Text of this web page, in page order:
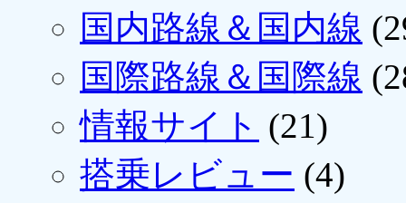
国内路線＆国内線
国際路線＆国際線
情報サイト (21)
搭乗レビュー (4)